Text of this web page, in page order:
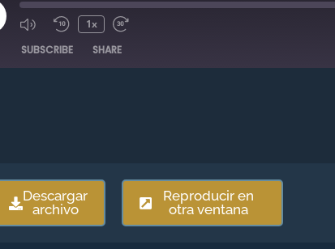
1x
SUBSCRIBE SHARE
Descargar
archivo
Reproducir en
otra ventana